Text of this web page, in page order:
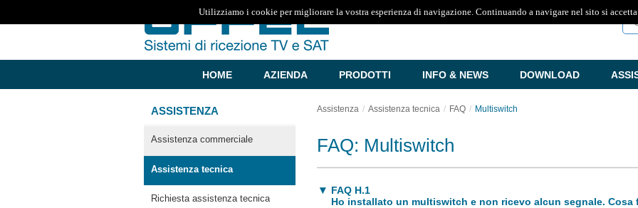
Utilizziamo i cookie per migliorare la vostra esperienza di navigazione. Continuando a navigare nel sito si
HOME AZIENDA PRODOTTI INFO & NEWS DOWNLOAD
ASSISTENZA
Assistenza commerciale
Assistenza tecnica
Richiesta assistenza tecnica
Assistenza Assistenza tecnica FAQ Multiswitch
FAQ: Multiswitch
FAQ H.1
Ho installato un multiswitch e non ricevo alcun segnale. Cosa